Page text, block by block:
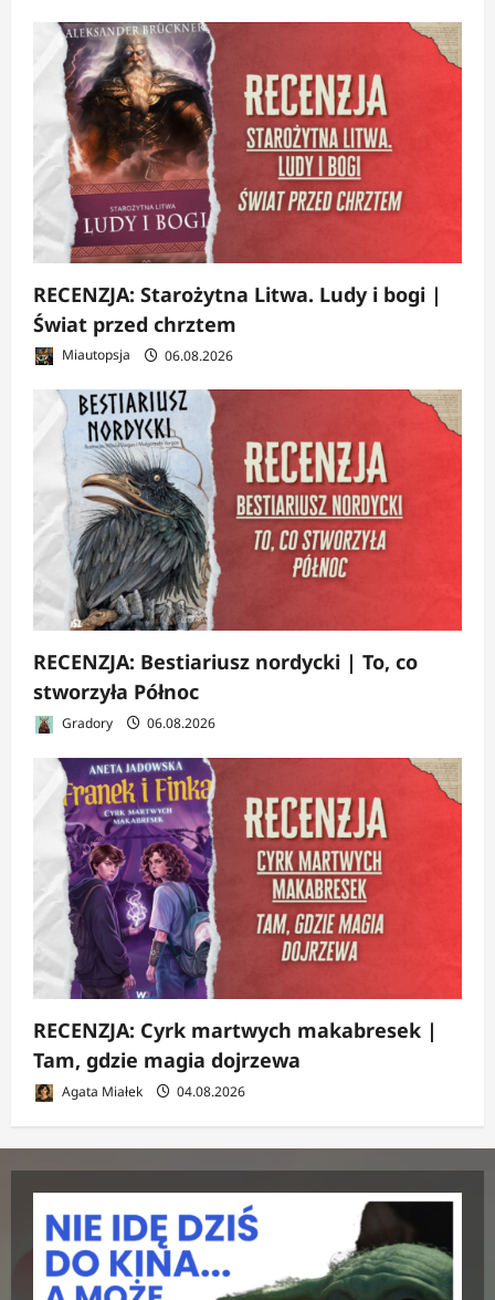
RECENZJA: Starożytna Litwa. Ludy i bogi |
Świat przed chrztem
Miautopsja 06.08.2026
RECENZJA: Bestiariusz nordycki | To, co
stworzyła Północ
Gradory 06.08.2026
RECENZJA: Cyrk martwych makabresek |
Tam, gdzie magia dojrzewa
Agata Miałek 04.08.2026